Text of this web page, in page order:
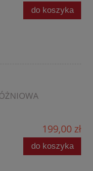
do koszyka
199,00 zł
do koszyka